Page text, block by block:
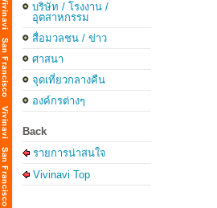
บริษัท / โรงงาน /
อุตสาหกรรม
สื่อมวลชน / ข่าว
ศาสนา
จุดเที่ยวกลางคืน
องค์กรต่างๆ
Back
รายการน่าสนใจ
Vivinavi Top